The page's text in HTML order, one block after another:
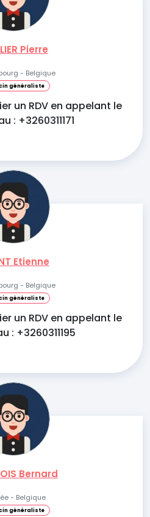
Pierre
- Belgique
généraliste
un RDV en appelant le
: +3260311171
Etienne
- Belgique
généraliste
un RDV en appelant le
: +3260311195
Bernard
- Belgique
généraliste